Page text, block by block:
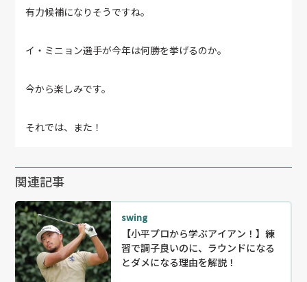
有力候補になりそうですね。
イ・ミニョン選手が今年は何勝を挙げるのか。
今から楽しみです。
それでは、また！
関連記事
swing
【小平プロから学ぶアイアン！】練
習で調子良いのに、ラウンドになる
とダメになる理由を解説！